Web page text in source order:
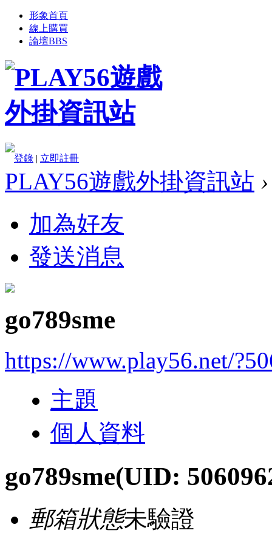
形象首頁
線上購買
論壇BBS
登錄 | 立即註冊
PLAY56遊戲外掛資訊站 ›
加為好友
發送消息
go789sme
https://www.play56.net/
主題
個人資料
go789sme(UID:
郵箱狀態未驗證